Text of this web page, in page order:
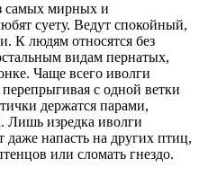
самых мирных и
суету. Ведут спокойный,
К людям относятся без
видам пернатых,
Чаще всего иволги
с одной ветки
держатся парами,
Лишь изредка иволги
напасть на других птиц,
или сломать гнездо.